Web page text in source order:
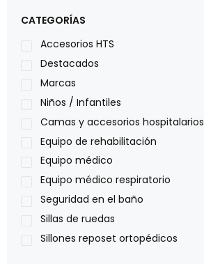
Leggero
Lumex
Medical Store
Nidek
Oxiplus
Philips
Pride
Roho
Sillas de ruedas Everest Jennings
Stealth products
Xiehe Medical
CATEGORÍAS
Accesorios HTS
Destacados
Marcas
Niños / Infantiles
Camas y accesorios hospitalarios
Equipo de rehabilitación
Equipo médico
Equipo médico respiratorio
Seguridad en el baño
Sillas de ruedas
Sillones reposet ortopédicos